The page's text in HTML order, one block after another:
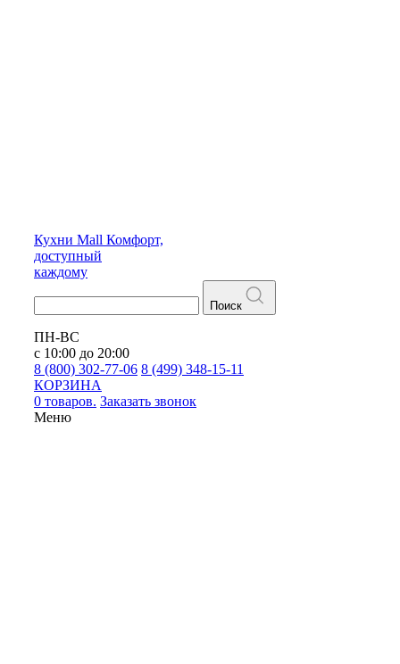
Кухни Mall Комфорт,
доступный
каждому
Поиск
ПН-ВС
с 10:00 до 20:00
8 (800) 302-77-06 8 (499) 348-15-11
КОРЗИНА
0 товаров. Заказать звонок
Меню